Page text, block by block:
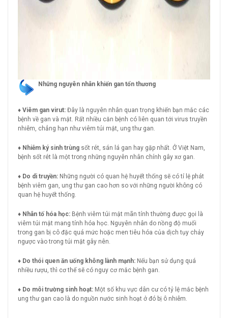
Những nguyên nhân khiến gan tổn thương
♦ Viêm gan virut: Đây là nguyên nhân quan trọng khiến bạn mắc các
bệnh về gan và mật. Rất nhiều căn bệnh có liên quan tới virus truyền
nhiễm, chẳng hạn như viêm túi mật, ung thư gan.
♦ Nhiễm ký sinh trùng sốt rét, sán lá gan hay gặp nhất. Ở Việt Nam,
bệnh sốt rét là một trong những nguyên nhân chính gây xơ gan.
♦ Do di truyền: Những người có quan hệ huyết thống sẽ có tỉ lệ phát
bệnh viêm gan, ung thư gan cao hơn so với những người không có
quan hệ huyết thống.
♦ Nhân tố hóa học: Bệnh viêm túi mật mãn tính thường được gọi là
viêm túi mật mang tính hóa học. Nguyên nhân do nồng độ muối
trong gan bị cô đặc quá mức hoặc men tiêu hóa của dịch tụy chảy
ngược vào trong túi mật gây nên.
♦ Do thói quen ăn uống không lành mạnh: Nếu bạn sử dụng quá
nhiều rượu, thì cơ thể sẽ có nguy cơ mắc bệnh gan.
♦ Do môi trường sinh hoạt: Một số khu vực dân cư có tỷ lệ mắc bệnh
ung thư gan cao là do nguồn nước sinh hoạt ở đó bị ô nhiễm.